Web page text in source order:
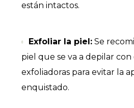
están intactos.
Exfoliar la piel: Se
piel que se va a depilar
exfoliadoras para evitar la
enquistado.